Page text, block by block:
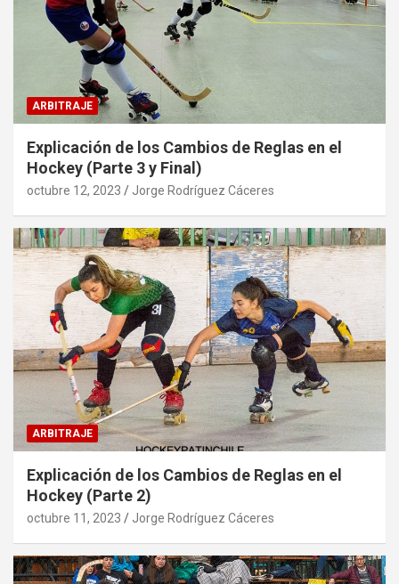
ARBITRAJE
Explicación de los Cambios de Reglas en el
Hockey (Parte 3 y Final)
octubre 12, 2023 Jorge Rodríguez Cáceres
ARBITRAJE
Explicación de los Cambios de Reglas en el
Hockey (Parte 2)
octubre 11, 2023 Jorge Rodríguez Cáceres